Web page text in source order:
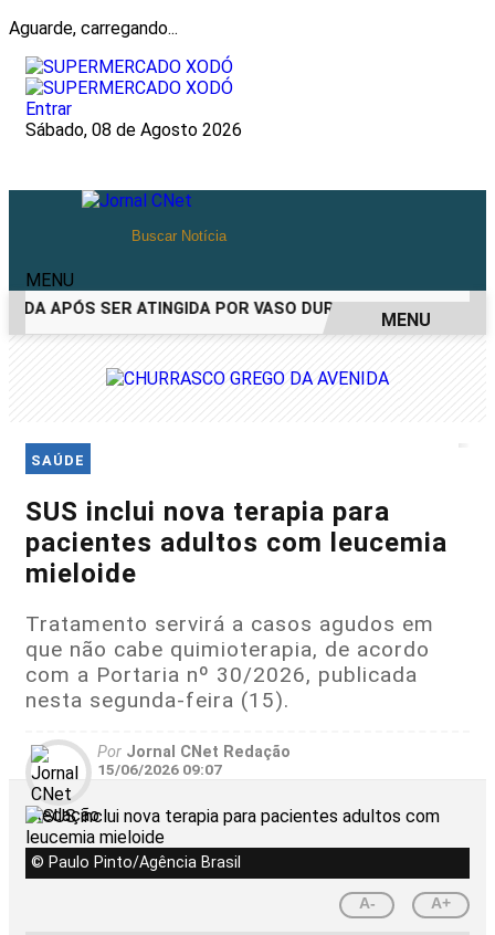
Aguarde, carregando...
Entrar
Sábado, 08 de Agosto 2026
MENU
APÓS SER ATINGIDA POR VASO DURANTE BRIGA
EM ALTA
MENU
SAÚDE
SUS inclui nova terapia para
pacientes adultos com leucemia
mieloide
Tratamento servirá a casos agudos em
que não cabe quimioterapia, de acordo
com a Portaria nº 30/2026, publicada
nesta segunda-feira (15).
Por Jornal CNet Redação
15/06/2026 09:07
© Paulo Pinto/Agência Brasil
A- A+